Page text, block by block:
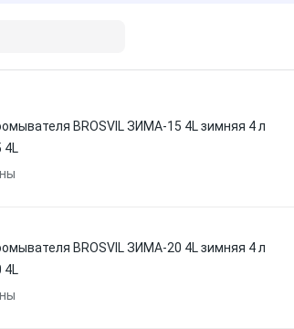
BROSVIL ЗИМА-15 4L зимняя 4 л
4L
BROSVIL ЗИМА-20 4L зимняя 4 л
4L